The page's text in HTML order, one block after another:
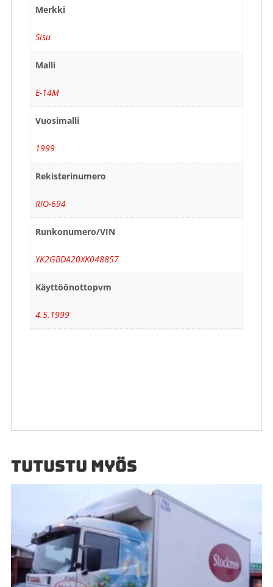
Merkki
Sisu
Malli
E-14M
Vuosimalli
1999
Rekisterinumero
RIO-694
Runkonumero/VIN
YK2GBDA20XK048857
Käyttöönottopvm
4.5.1999
TUTUSTU MYÖS